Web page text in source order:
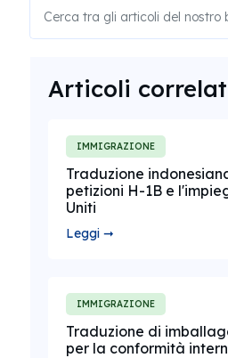
Articoli
IMMIGRAZIONE
Traduzione
petizioni H-1B e
Uniti
Leggi ➞
IMMIGRAZIONE
Traduzione di
per la conformità